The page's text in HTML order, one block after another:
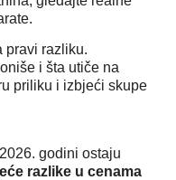
pravi razliku.
i šta utiče na
priliku i izbjeći skupe
godini ostaju
razlike u cenama